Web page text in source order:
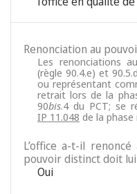
Renonciation au
Les renonciations
(règle 90.4.e) et
ou représentant
retrait lors de la
90bis.4 du PCT; se
IP 11.048 de la
L’office a-t-il
pouvoir distinct doit
Oui